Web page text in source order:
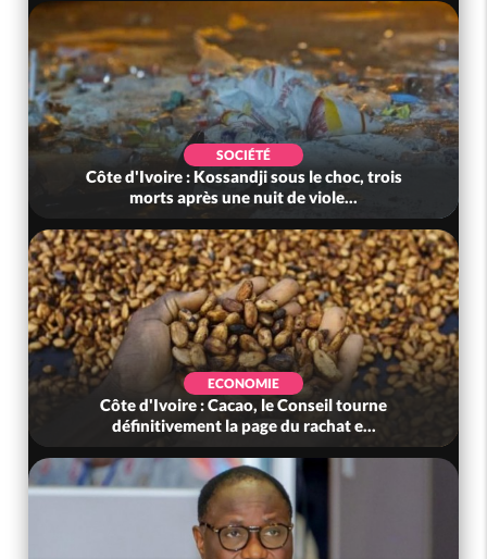
SOCIÉTÉ
Côte d'Ivoire : Kossandji sous le choc, trois
morts après une nuit de viole...
ECONOMIE
Côte d'Ivoire : Cacao, le Conseil tourne
définitivement la page du rachat e...